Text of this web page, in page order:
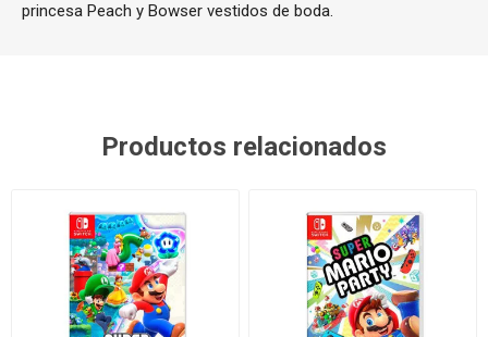
princesa Peach y Bowser vestidos de boda.
Productos relacionados